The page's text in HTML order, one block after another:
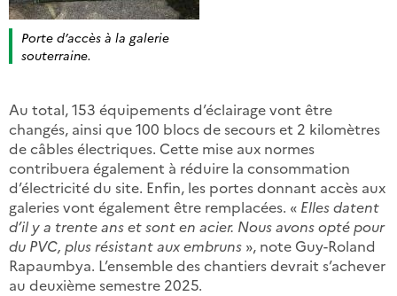
Porte d’accès à la galerie
souterraine.
Au total, 153 équipements d’éclairage vont être
changés, ainsi que 100 blocs de secours et 2 kilomètres
de câbles électriques. Cette mise aux normes
contribuera également à réduire la consommation
d’électricité du site. Enfin, les portes donnant accès aux
galeries vont également être remplacées. « Elles datent
d’il y a trente ans et sont en acier. Nous avons opté pour
du PVC, plus résistant aux embruns », note Guy-Roland
Rapaumbya. L’ensemble des chantiers devrait s’achever
au deuxième semestre 2025.